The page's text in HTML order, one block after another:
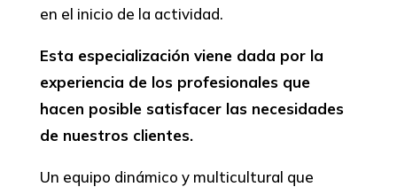
en el inicio de la actividad.
Esta especialización viene dada por la
experiencia de los profesionales que
hacen posible satisfacer las necesidades
de nuestros clientes.
Un equipo dinámico y multicultural que